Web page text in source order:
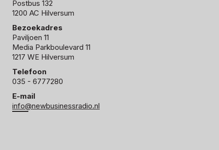
Postbus 132
1200 AC Hilversum
Bezoekadres
Paviljoen 11
Media Parkboulevard 11
1217 WE Hilversum
Telefoon
035 - 6777280
E-mail
info@newbusinessradio.nl